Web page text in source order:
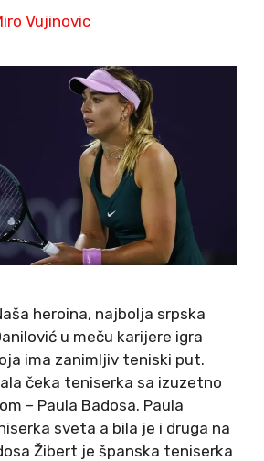
Vujinovic
heroina, najbolja srpska
u meču karijere igra
ima zanimljiv teniski put.
čeka teniserka sa izuzetno
– Paula Badosa. Paula
sveta a bila je i druga na
Žibert je španska teniserka